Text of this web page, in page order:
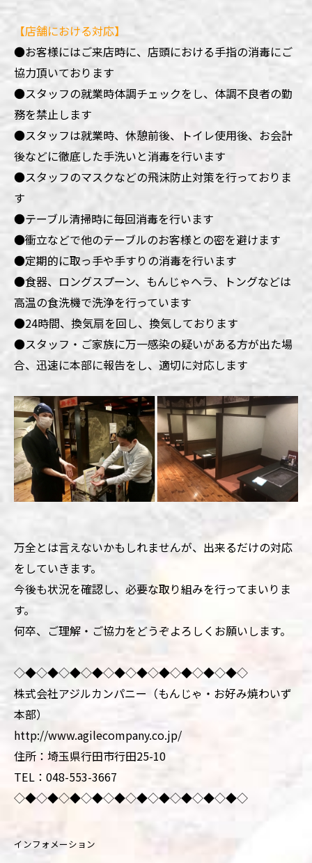
【店舗における対応】
●お客様にはご来店時に、店頭における手指の消毒にご
協力頂いております
●スタッフの就業時体調チェックをし、体調不良者の勤
務を禁止します
●スタッフは就業時、休憩前後、トイレ使用後、お会計
後などに徹底した手洗いと消毒を行います
●スタッフのマスクなどの飛沫防止対策を行っておりま
す
●テーブル清掃時に毎回消毒を行います
●衝立などで他のテーブルのお客様との密を避けます
●定期的に取っ手や手すりの消毒を行います
●食器、ロングスプーン、もんじゃヘラ、トングなどは
高温の食洗機で洗浄を行っています
●24時間、換気扇を回し、換気しております
●スタッフ・ご家族に万一感染の疑いがある方が出た場
合、迅速に本部に報告をし、適切に対応します
万全とは言えないかもしれませんが、出来るだけの対応
をしていきます。
今後も状況を確認し、必要な取り組みを行ってまいりま
す。
何卒、ご理解・ご協力をどうぞよろしくお願いします。
◇◆◇◆◇◆◇◆◇◆◇◆◇◆◇◆◇◆◇◆◇
株式会社アジルカンパニー（もんじゃ・お好み焼わいず
本部）
http://www.agilecompany.co.jp/
住所：埼玉県行田市行田25-10
TEL：048-553-3667
◇◆◇◆◇◆◇◆◇◆◇◆◇◆◇◆◇◆◇◆◇
インフォメーション